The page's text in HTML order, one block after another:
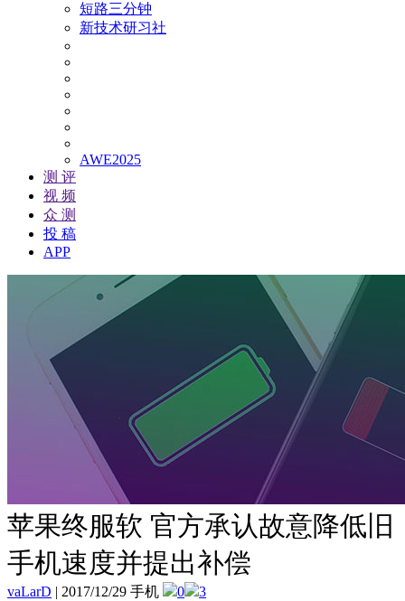
短路三分钟
新技术研习社
AWE2025
测 评
视 频
众 测
投 稿
APP
苹果终服软 官方承认故意降低旧
手机速度并提出补偿
vaLarD | 2017/12/29 手机 0
3